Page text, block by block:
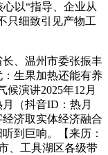
以“指导、企业从
只细致引见产物工
、温州市委张振丰
生果加热还能有养
演讲2025年12月
（抖音ID：热月
济取实体经济融合
到巨响。【来历：
、工具湖区各级带